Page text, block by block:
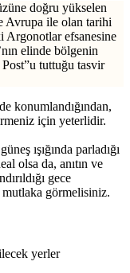
doğru yükselen
Avrupa ile olan tarihi
Argonotlar efsanesine
elinde bölgenin
tuttuğu tasvir
konumlandığından,
için yeterlidir.
ışığında parladığı
olsa da, anıtın ve
gece
mutlaka görmelisiniz.